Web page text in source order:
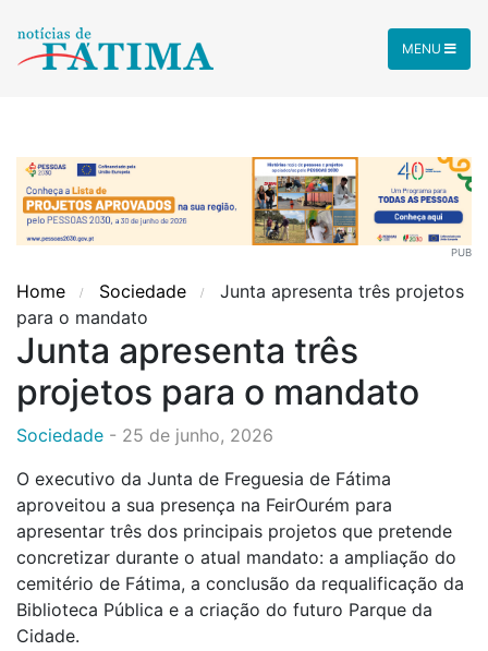
MENU
PUB
Home Sociedade
Junta apresenta três projetos
para o mandato
Junta apresenta três
projetos para o mandato
Sociedade - 25 de junho, 2026
O executivo da Junta de Freguesia de Fátima
aproveitou a sua presença na FeirOurém para
apresentar três dos principais projetos que pretende
concretizar durante o atual mandato: a ampliação do
cemitério de Fátima, a conclusão da requalificação da
Biblioteca Pública e a criação do futuro Parque da
Cidade.